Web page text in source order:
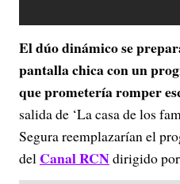
El dúo dinámico se
pantalla chica con un
que prometería romper
salida de ‘La casa de los
Segura reemplazarían el
del Canal RCNdirigido